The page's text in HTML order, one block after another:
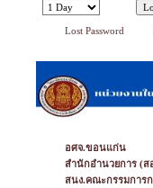
Lost Password
อศจ.ขอนแก่น
สำนักอำนวยการ (ส
สนง.คณะกรรมการ